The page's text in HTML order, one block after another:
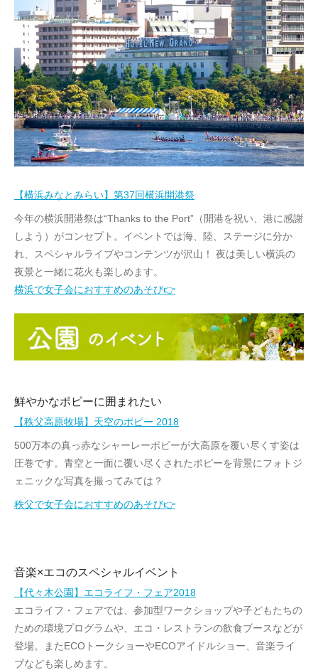
【横浜みなとみらい】第37回横浜開港祭
今年の横浜開港祭は“Thanks to the Port”（開港を祝い、港に感謝
しよう）がコンセプト。イベントでは海、陸、ステージに分か
れ、スペシャルライブやコンテンツが沢山！ 夜は美しい横浜の
夜景と一緒に花火も楽しめます。
横浜で女子会におすすめのあそび👉
鮮やかなポピーに囲まれたい
【秩父高原牧場】天空のポピー 2018
500万本の真っ赤なシャーレーポピーが大高原を覆い尽くす姿は
圧巻です。青空と一面に覆い尽くされたポピーを背景にフォトジ
ェニックな写真を撮ってみては？
秩父で女子会におすすめのあそび👉
音楽×エコのスペシャルイベント
【代々木公園】エコライフ・フェア2018
エコライフ・フェアでは、参加型ワークショップや子どもたちの
ための環境プログラムや、エコ・レストランの飲食ブースなどが
登場。またECOトークショーやECOアイドルショー、音楽ライ
ブなども楽しめます。